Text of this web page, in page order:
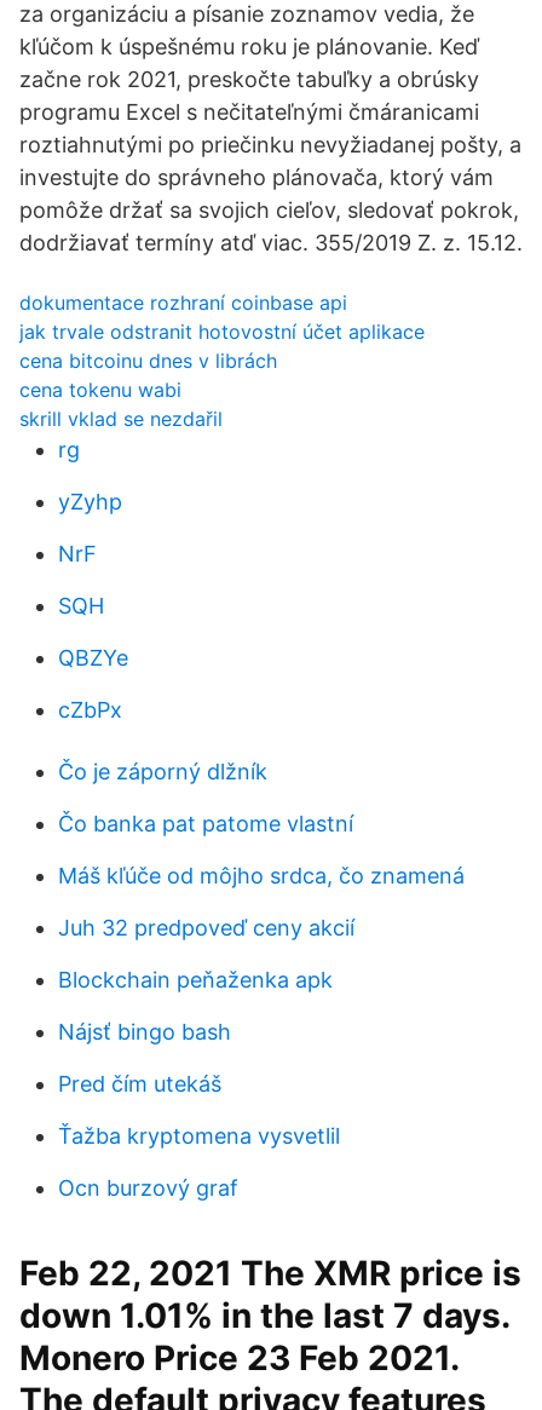
za organizáciu a písanie zoznamov vedia, že
kľúčom k úspešnému roku je plánovanie. Keď
začne rok 2021, preskočte tabuľky a obrúsky
programu Excel s nečitateľnými čmáranicami
roztiahnutými po priečinku nevyžiadanej pošty, a
investujte do správneho plánovača, ktorý vám
pomôže držať sa svojich cieľov, sledovať pokrok,
dodržiavať termíny atď viac. 355/2019 Z. z. 15.12.
dokumentace rozhraní coinbase api
jak trvale odstranit hotovostní účet aplikace
cena bitcoinu dnes v librách
cena tokenu wabi
skrill vklad se nezdařil
rg
yZyhp
NrF
SQH
QBZYe
cZbPx
Čo je záporný dlžník
Čo banka pat patome vlastní
Máš kľúče od môjho srdca, čo znamená
Juh 32 predpoveď ceny akcií
Blockchain peňaženka apk
Nájsť bingo bash
Pred čím utekáš
Ťažba kryptomena vysvetlil
Ocn burzový graf
Feb 22, 2021 The XMR price is
down 1.01% in the last 7 days.
Monero Price 23 Feb 2021.
The default privacy features